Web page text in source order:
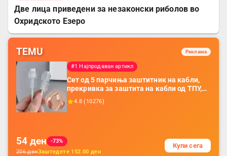
Две лица приведени за незаконски риболов во
Охридското Езеро
TEMU Реклама
#1 Најпродаван артикл
Сет од 5 парчиња заштитник на кабли,
прекривка за заштита на кабли од ТПУ,
додатоци за заштита на кабли, без
батерија, за мобилни телефони, комплет
4.8 ( 10276)
54 ден
-73%
206денЗаштедете 152.00 ден
Купи сега